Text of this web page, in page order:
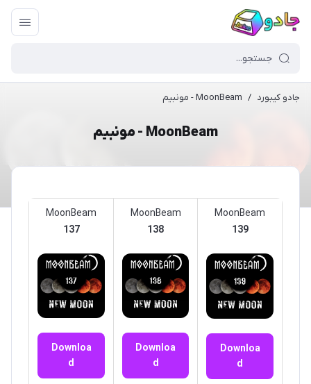
جادو کیبورد / MoonBeam - مونبیم
MoonBeam - مونبیم
MoonBeam
139
Downloa
d
MoonBeam
138
Downloa
d
MoonBeam
137
Downloa
d